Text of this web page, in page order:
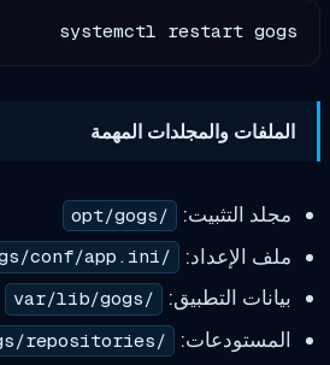
systemctl restart gogs
الملفات والمجلدات المهمة
مجلد التثبيت: /opt/gogs
ملف الإعداد: /etc/gogs/conf/app.ini
بيانات التطبيق: /var/lib/gogs
المستودعات: /var/lib/gogs/repositories